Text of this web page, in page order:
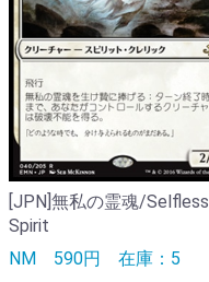
[JPN]無私の霊魂/Selfless
Spirit
NM 590円 在庫：5